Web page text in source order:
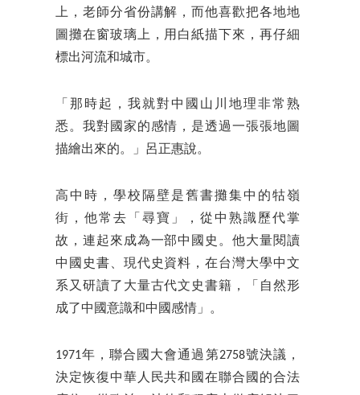
上，老師分省份講解，而他喜歡把各地地
圖攤在窗玻璃上，用白紙描下來，再仔細
標出河流和城市。
「那時起，我就對中國山川地理非常熟
悉。我對國家的感情，是透過一張張地圖
描繪出來的。」呂正惠說。
高中時，學校隔壁是舊書攤集中的牯嶺
街，他常去「尋寶」，從中熟識歷代掌
故，連起來成為一部中國史。他大量閱讀
中國史書、現代史資料，在台灣大學中文
系又研讀了大量古代文史書籍，「自然形
成了中國意識和中國感情」。
1971年，聯合國大會通過第2758號決議，
決定恢復中華人民共和國在聯合國的合法